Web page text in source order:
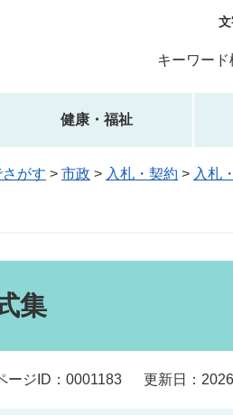
キーワード
健康・福祉
がす > 市政 > 入札・契約 > 入札
集
ージID：0001183 更新日：